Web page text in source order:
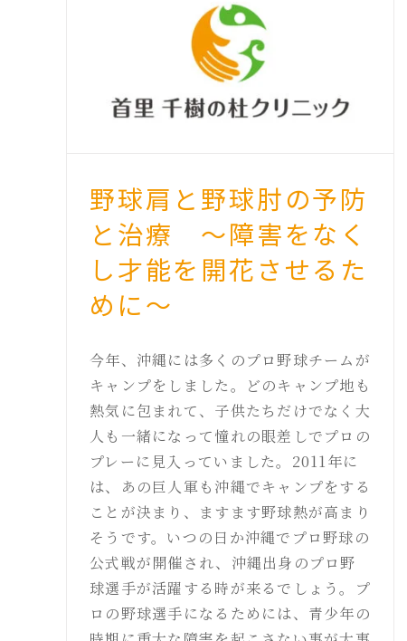
野球肩と野球肘の予防
と治療 ～障害をなく
し才能を開花させるた
めに～
今年、沖縄には多くのプロ野球チームが
キャンプをしました。どのキャンプ地も
熱気に包まれて、子供たちだけでなく大
人も一緒になって憧れの眼差しでプロの
プレーに見入っていました。2011年に
は、あの巨人軍も沖縄でキャンプをする
ことが決まり、ますます野球熱が高まり
そうです。いつの日か沖縄でプロ野球の
公式戦が開催され、沖縄出身のプロ野
球選手が活躍する時が来るでしょう。プ
ロの野球選手になるためには、青少年の